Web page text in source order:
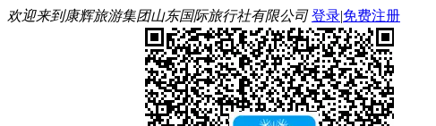
欢迎来到康辉旅游集团山东国际旅行社有限公司登录|免费注册